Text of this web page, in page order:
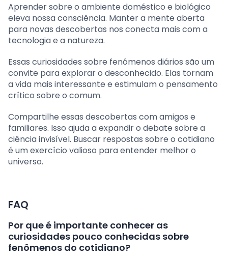
Aprender sobre o ambiente doméstico e biológico
eleva nossa consciência. Manter a mente aberta
para novas descobertas nos conecta mais com a
tecnologia e a natureza.
Essas curiosidades sobre fenômenos diários são um
convite para explorar o desconhecido. Elas tornam
a vida mais interessante e estimulam o pensamento
crítico sobre o comum.
Compartilhe essas descobertas com amigos e
familiares. Isso ajuda a expandir o debate sobre a
ciência invisível. Buscar respostas sobre o cotidiano
é um exercício valioso para entender melhor o
universo.
FAQ
Por que é importante conhecer as
curiosidades pouco conhecidas sobre
fenômenos do cotidiano?